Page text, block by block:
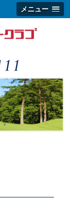
メニュー